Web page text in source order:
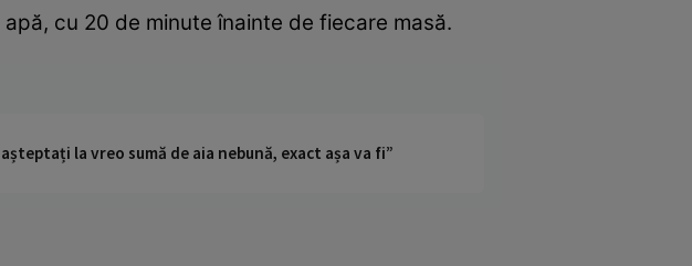
cu 20 de minute înainte de fiecare masă.
la vreo sumă de aia nebună, exact așa va fi”